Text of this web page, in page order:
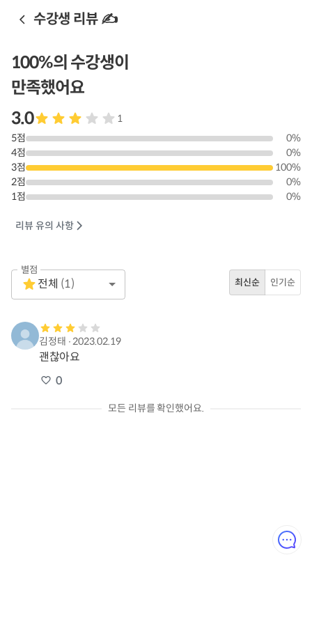
수강생 리뷰 ✍️
100%의 수강생이
만족했어요
3.0
1
5점 0%
4점 0%
3점 100%
2점 0%
1점 0%
리뷰 유의 사항
별점
1 Star
Empty
전체 (1) 최신순 인기순
김정태 ∙2023.02.19
괜찮아요
0
모든 리뷰를 확인했어요.